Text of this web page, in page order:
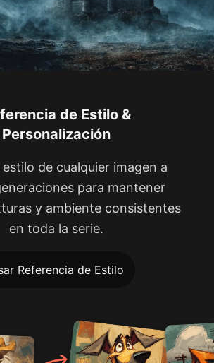
de Estilo &
Personalización
de cualquier imagen a
para mantener
y ambiente consistentes
en toda la serie.
Referencia de Estilo